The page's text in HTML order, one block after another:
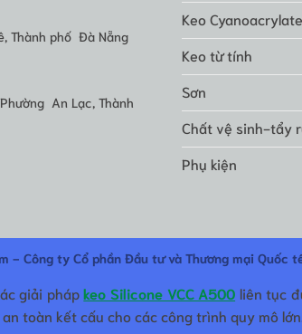
Thành phố Đà Nẵng
An Lạc, Thành
Keo Cyanoacrylate
Keo từ tính
Sơn
Chất vệ sinh-tẩy
Phụ kiện
- Công ty Cổ phần Đầu tư và Thương mại Quốc
giải phápkeo Silicone VCC A500 liên tục
toàn kết cấu cho các công trình quy mô lớn.